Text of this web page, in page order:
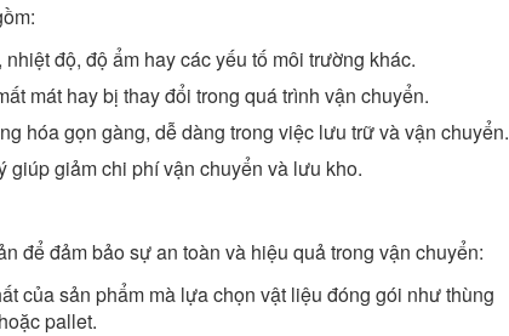
độ, độ ẩm hay các yếu tố môi trường khác.
mát hay bị thay đổi trong quá trình vận chuyển.
hóa gọn gàng, dễ dàng trong việc lưu trữ và vận chuyển.
giúp giảm chi phí vận chuyển và lưu kho.
để đảm bảo sự an toàn và hiệu quả trong vận chuyển:
của sản phẩm mà lựa chọn vật liệu đóng gói như thùng
pallet.